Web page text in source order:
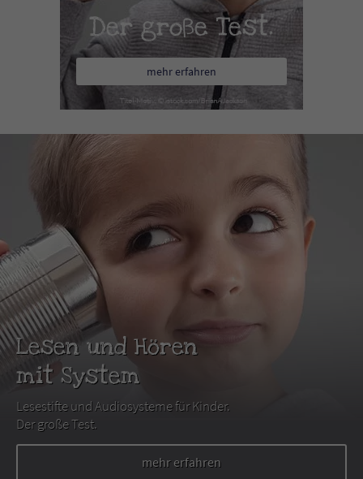
Der große Test.
mehr erfahren
Lesen und Hören
mit System
Lesestifte und Audiosysteme für Kinder.
Der große Test.
mehr erfahren